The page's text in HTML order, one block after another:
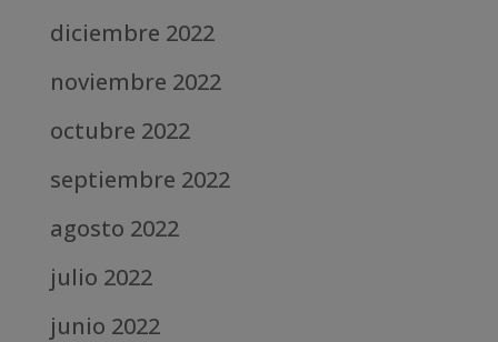
diciembre 2022
noviembre 2022
octubre 2022
septiembre 2022
agosto 2022
julio 2022
junio 2022